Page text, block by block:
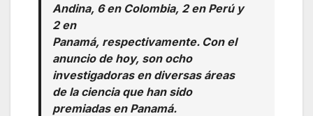
Andina, 6 en Colombia, 2 en Perú y
2 en
Panamá, respectivamente. Con el
anuncio de hoy, son ocho
investigadoras en diversas áreas
de la ciencia que han sido
premiadas en Panamá.